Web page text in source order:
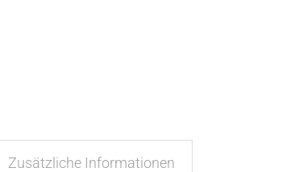
Zusätzliche Informationen